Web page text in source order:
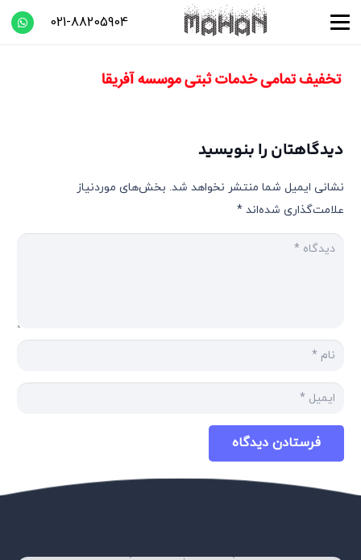
021-88205904
دیدگاهتان را بنویسید
نشانی ایمیل شما منتشر نخواهد شد. بخش‌های موردنیاز
علامت‌گذاری شده‌اند *
فرستادن دیدگاه